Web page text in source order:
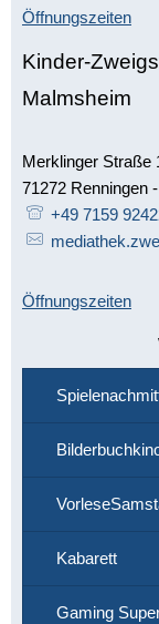
Öffnungszeiten
Kinder-
Malmsheim
Merklinger Straße
71272 Renningen
+49 7159
Öffnungszeiten
Kabarett
Gaming